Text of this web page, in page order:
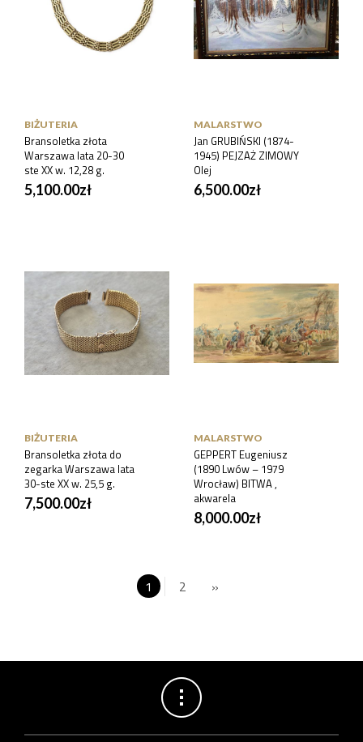
BIŻUTERIA
Bransoletka złota
Warszawa lata 20-30
ste XX w. 12,28 g.
5,100.00zł
MALARSTWO
Jan GRUBIŃSKI (1874-
1945) PEJZAŻ ZIMOWY
Olej
6,500.00zł
BIŻUTERIA
Bransoletka złota do
zegarka Warszawa lata
30-ste XX w. 25,5 g.
7,500.00zł
MALARSTWO
GEPPERT Eugeniusz
(1890 Lwów – 1979
Wrocław) BITWA ,
akwarela
8,000.00zł
1 2 »